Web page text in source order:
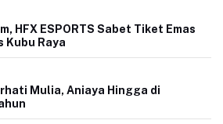
HFX ESPORTS Sabet Tiket Emas
Kubu Raya
Mulia, Aniaya Hingga di